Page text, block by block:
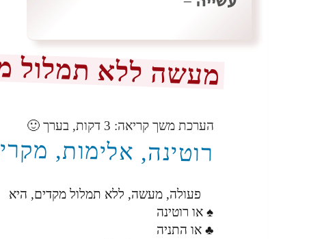
מעשה ללא תמלול
הערכת משך קריאה: 3 דקות, בערך 🙂
רוטינה, אלימות,
פעולה, מעשה, ללא תמלול מקדים, היא
♠ או רוטינה
♣ או התניה